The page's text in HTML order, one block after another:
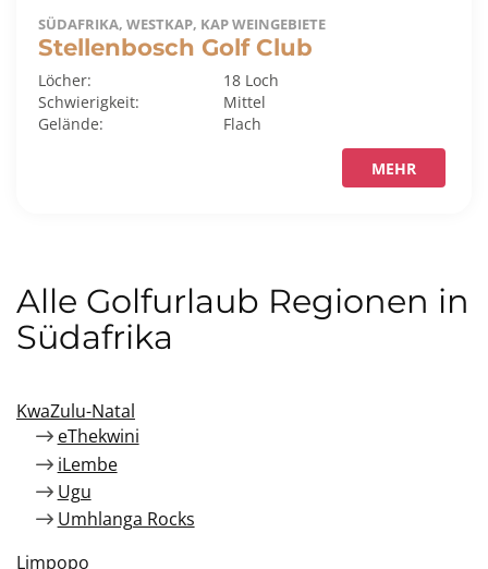
SÜDAFRIKA, WESTKAP, KAP WEINGEBIETE
Stellenbosch Golf Club
Löcher:
18 Loch
Schwierigkeit:
Mittel
Gelände:
Flach
MEHR
Alle Golfurlaub Regionen in
Südafrika
KwaZulu-Natal
eThekwini
iLembe
Ugu
Umhlanga Rocks
Limpopo